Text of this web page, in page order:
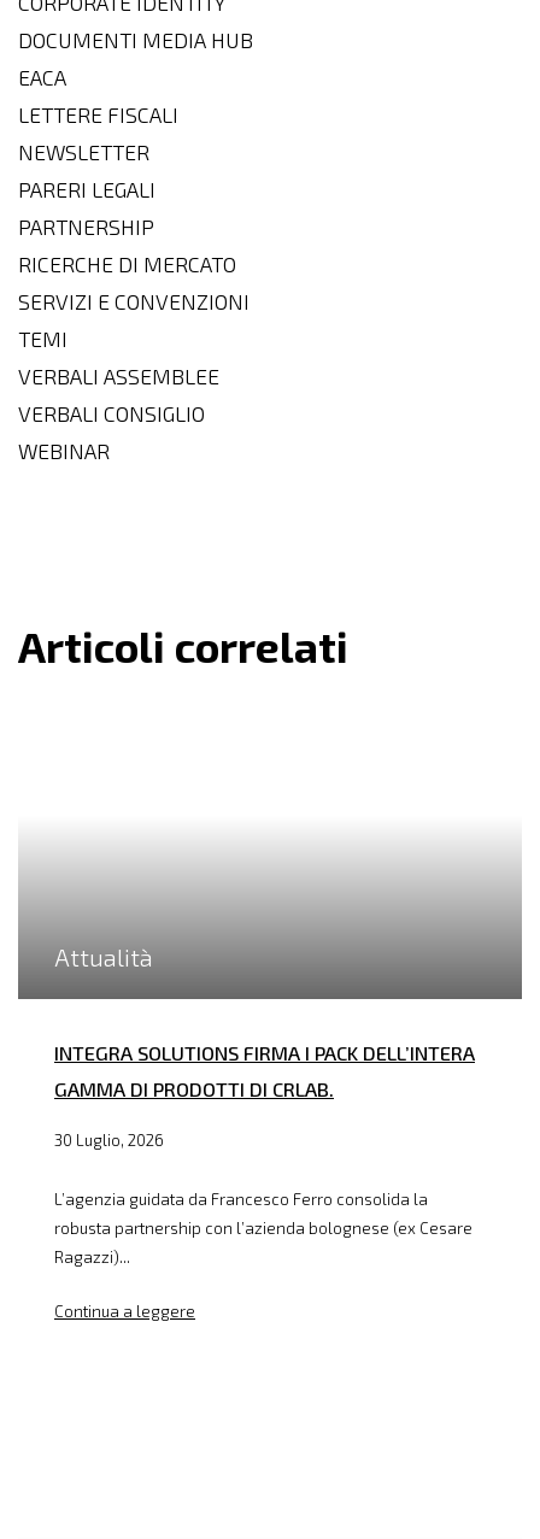
DOCUMENTI MEDIA HUB
EACA
LETTERE FISCALI
NEWSLETTER
PARERI LEGALI
PARTNERSHIP
RICERCHE DI MERCATO
SERVIZI E CONVENZIONI
TEMI
VERBALI ASSEMBLEE
VERBALI CONSIGLIO
WEBINAR
Articoli correlati
Attualità
INTEGRA SOLUTIONS FIRMA I PACK DELL’INTERA
GAMMA DI PRODOTTI DI CRLAB.
30 Luglio, 2026
L’agenzia guidata da Francesco Ferro consolida la
robusta partnership con l’azienda bolognese (ex Cesare
Ragazzi)...
Continua a leggere